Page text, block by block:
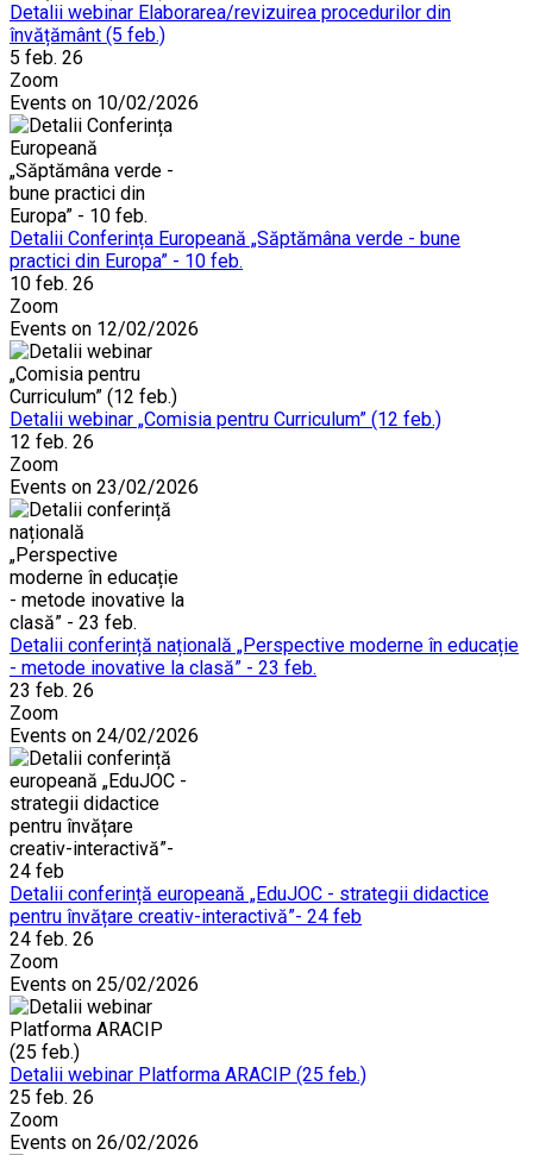
Detalii webinar Elaborarea/revizuirea procedurilor din
învățământ (5 feb.)
5 feb. 26
Zoom
Events on 10/02/2026
Detalii Conferința Europeană „Săptămâna verde - bune
practici din Europa” - 10 feb.
10 feb. 26
Zoom
Events on 12/02/2026
Detalii webinar „Comisia pentru Curriculum” (12 feb.)
12 feb. 26
Zoom
Events on 23/02/2026
Detalii conferință națională „Perspective moderne în educație
- metode inovative la clasă” - 23 feb.
23 feb. 26
Zoom
Events on 24/02/2026
Detalii conferință europeană „EduJOC - strategii didactice
pentru învățare creativ-interactivă”- 24 feb
24 feb. 26
Zoom
Events on 25/02/2026
Detalii webinar Platforma ARACIP (25 feb.)
25 feb. 26
Zoom
Events on 26/02/2026